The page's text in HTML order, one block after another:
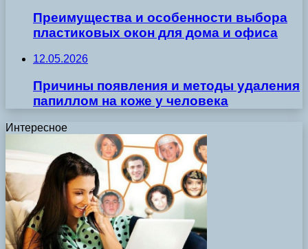
Преимущества и особенности выбора
пластиковых окон для дома и офиса
12.05.2026
Причины появления и методы удаления
папиллом на коже у человека
Интересное